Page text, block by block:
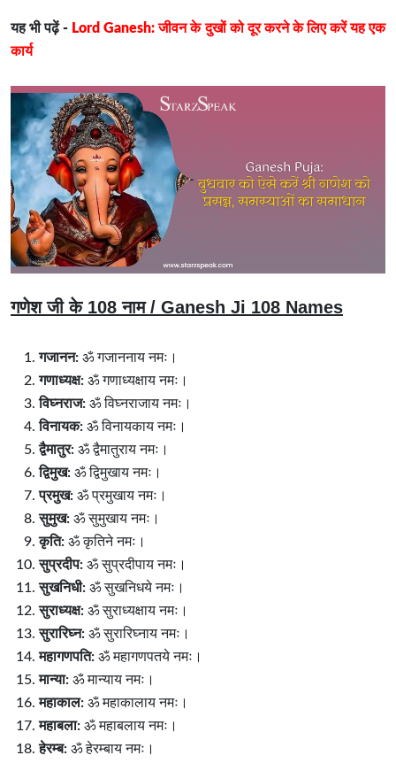
यह भी पढ़ें - Lord Ganesh: जीवन के दुखों को दूर करने के लिए करें यह एक
कार्य
गणेश जी के 108 नाम / Ganesh Ji 108 Names
गजानन: ॐ गजाननाय नमः।
गणाध्यक्ष: ॐ गणाध्यक्षाय नमः।
विघ्नराज: ॐ विघ्नराजाय नमः।
विनायक: ॐ विनायकाय नमः।
द्वैमातुर: ॐ द्वैमातुराय नमः।
द्विमुख: ॐ द्विमुखाय नमः।
प्रमुख: ॐ प्रमुखाय नमः।
सुमुख: ॐ सुमुखाय नमः।
कृति: ॐ कृतिने नमः।
सुप्रदीप: ॐ सुप्रदीपाय नमः।
सुखनिधी: ॐ सुखनिधये नमः।
सुराध्यक्ष: ॐ सुराध्यक्षाय नमः।
सुरारिघ्न: ॐ सुरारिघ्नाय नमः।
महागणपति: ॐ महागणपतये नमः।
मान्या: ॐ मान्याय नमः।
महाकाल: ॐ महाकालाय नमः।
महाबला: ॐ महाबलाय नमः।
हेरम्ब: ॐ हेरम्बाय नमः।